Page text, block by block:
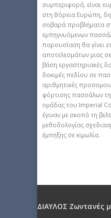
συμπεριφορά, είναι
στη Βόρεια Ευρώπη,
σοβαρά προβλήματα
εμπηγνυόμενων
παρουσίαση θα γίνει
αποτελεσμάτων μιας
βάση εργαστηριακές
δοκιμές πεδίου σε
αριθμητικές
φόρτισης πασσάλων
ομάδας του Imperial
έγιναν με σκοπό τη
μεθοδολογίας
έμπηξης σε κιμωλία.
ΔΙΑΥΛΟΣ Ζωντανές